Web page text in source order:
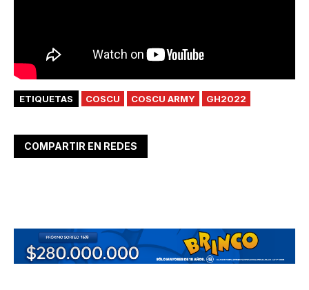
ETIQUETAS COSCU COSCU ARMY GH2022
COMPARTIR EN REDES